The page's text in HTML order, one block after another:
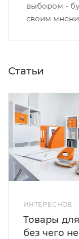
выбором -
своим
Статьи
ИНТЕРЕСНОЕ
Товары
без чего не